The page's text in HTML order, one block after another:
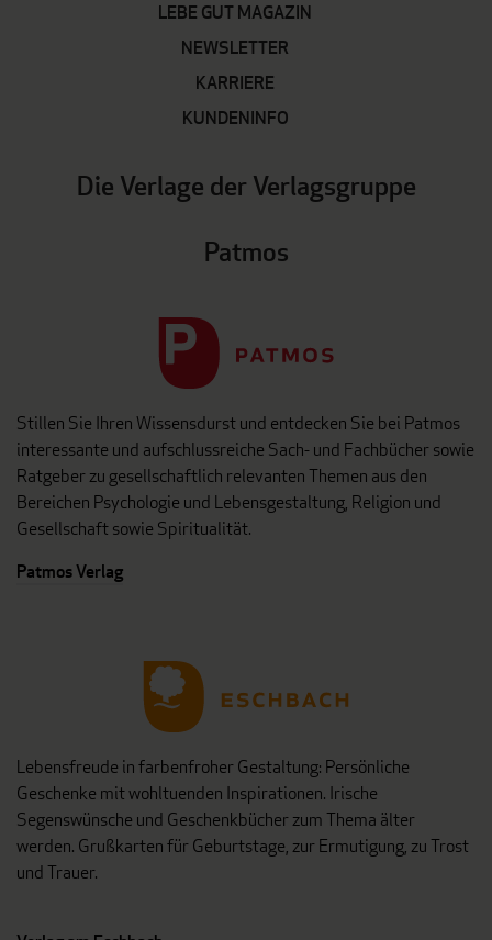
LEBE GUT MAGAZIN
NEWSLETTER
KARRIERE
KUNDENINFO
Die Verlage der Verlagsgruppe
Patmos
Stillen Sie Ihren Wissensdurst und entdecken Sie bei Patmos
interessante und aufschlussreiche Sach- und Fachbücher sowie
Ratgeber zu gesellschaftlich relevanten Themen aus den
Bereichen Psychologie und Lebensgestaltung, Religion und
Gesellschaft sowie Spiritualität.
Patmos Verlag
Lebensfreude in farbenfroher Gestaltung: Persönliche
Geschenke mit wohltuenden Inspirationen. Irische
Segenswünsche und Geschenkbücher zum Thema älter
werden. Grußkarten für Geburtstage, zur Ermutigung, zu Trost
und Trauer.